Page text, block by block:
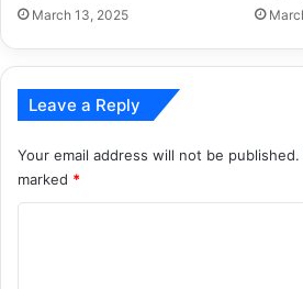
March 13, 2025
Leave a Reply
Your email address will not be published.
marked *